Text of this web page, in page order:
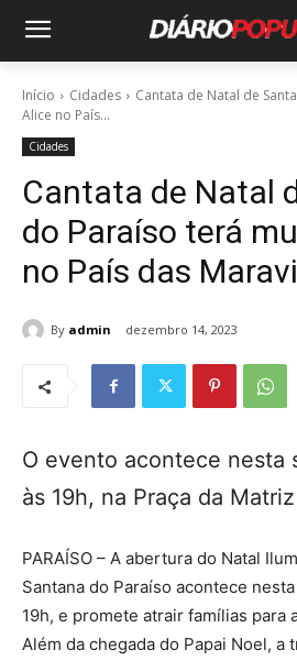
Início Cidades
Cantata de Natal de
Alice no País...
Cidades
Cantata de Natal
do Paraíso terá
no País das
By admin dezembro 14, 2023
O evento acontece nesta
às 19h, na Praça da Matriz
PARAÍSO – A abertura do Natal
Santana do Paraíso acontece
19h, e promete atrair famílias para
Além da chegada do Papai Noel, a